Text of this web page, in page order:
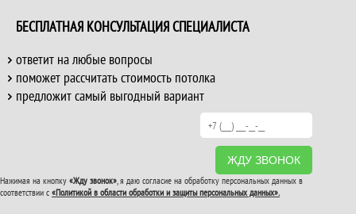
БЕСПЛАТНАЯ КОНСУЛЬТАЦИЯ СПЕЦИАЛИСТА
ответит на любые вопросы
поможет рассчитать стоимость потолка
предложит самый выгодный вариант
ЖДУ ЗВОНОК
Нажимая на кнопку «Жду звонок», я даю согласие на обработку персональных данных в
соответствии с «Политикой в области обработки и защиты персональных данных».